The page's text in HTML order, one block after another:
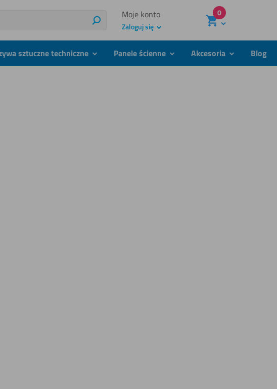
Szukaj
Moje konto
Zaloguj się
0
sztuczne techniczne podmenuPanele ścienne podmenuAkcesoria podmenuBlog